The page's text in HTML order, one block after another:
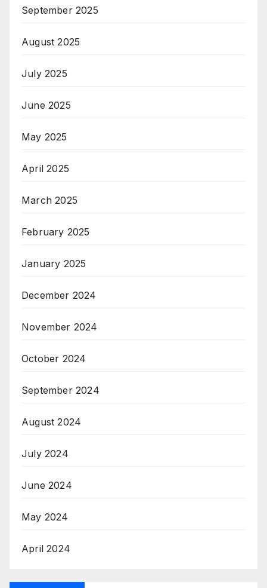
September 2025
August 2025
July 2025
June 2025
May 2025
April 2025
March 2025
February 2025
January 2025
December 2024
November 2024
October 2024
September 2024
August 2024
July 2024
June 2024
May 2024
April 2024